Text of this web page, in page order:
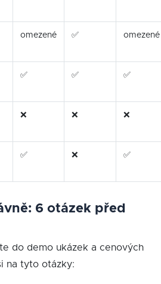
omezené ✅ omezené
✅ ✅ ✅
❌ ❌ ❌
✅ ❌ ✅
6 otázek před
do demo ukázek a cenových
na tyto otázky: